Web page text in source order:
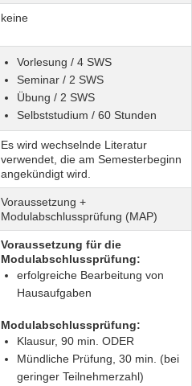
keine
Vorlesung / 4 SWS
Seminar / 2 SWS
Übung / 2 SWS
Selbststudium / 60 Stunden
Es wird wechselnde Literatur
verwendet, die am Semesterbeginn
angekündigt wird.
Voraussetzung +
Modulabschlussprüfung (MAP)
Voraussetzung für die
Modulabschlussprüfung:
erfolgreiche Bearbeitung von
Hausaufgaben
Modulabschlussprüfung:
Klausur, 90 min. ODER
Mündliche Prüfung, 30 min. (bei
geringer Teilnehmerzahl)